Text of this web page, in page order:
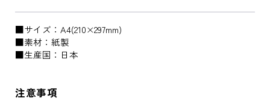
■サイズ：A4(210×297mm)
■素材：紙製
■生産国：日本
注意事項